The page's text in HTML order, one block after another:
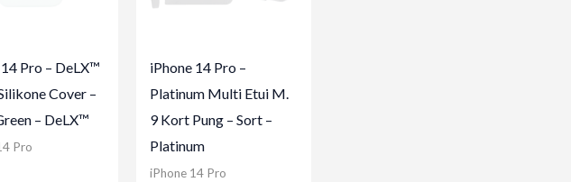
Pro – DeLX™
Cover –
– DeLX™
Pro
iPhone 14 Pro –
Platinum Multi Etui M.
9 Kort Pung – Sort –
Platinum
iPhone 14 Pro